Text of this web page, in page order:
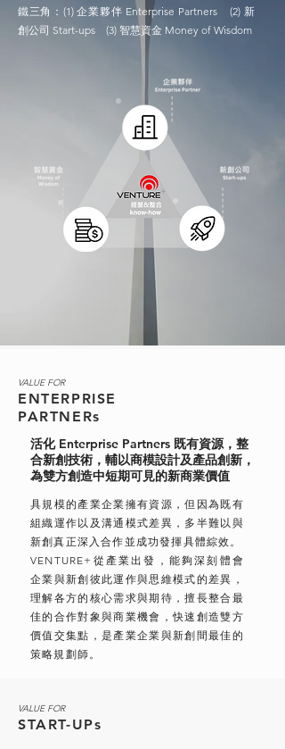
鐵三角：(1) 企業夥伴 Enterprise Partners (2) 新
創公司 Start-ups (3) 智慧資金 Money of Wisdom
VALUE FOR
ENTERPRISE
PARTNERs
活化 Enterprise Partners 既有資源，整
合新創技術，輔以商模設計及產品創新，
為雙方創造中短期可見的新商業價值
具規模的產業企業擁有資源，但因為既有
組織運作以及溝通模式差異，多半難以與
新創真正深入合作並成功發揮具體綜效。
VENTURE+從產業出發，能夠深刻體會
企業與新創彼此運作與思維模式的差異，
理解各方的核心需求與期待，擅長整合最
佳的合作對象與商業機會，快速創造雙方
價值交集點，是產業企業與新創間最佳的
策略規劃師。
VALUE FOR
START-UPs